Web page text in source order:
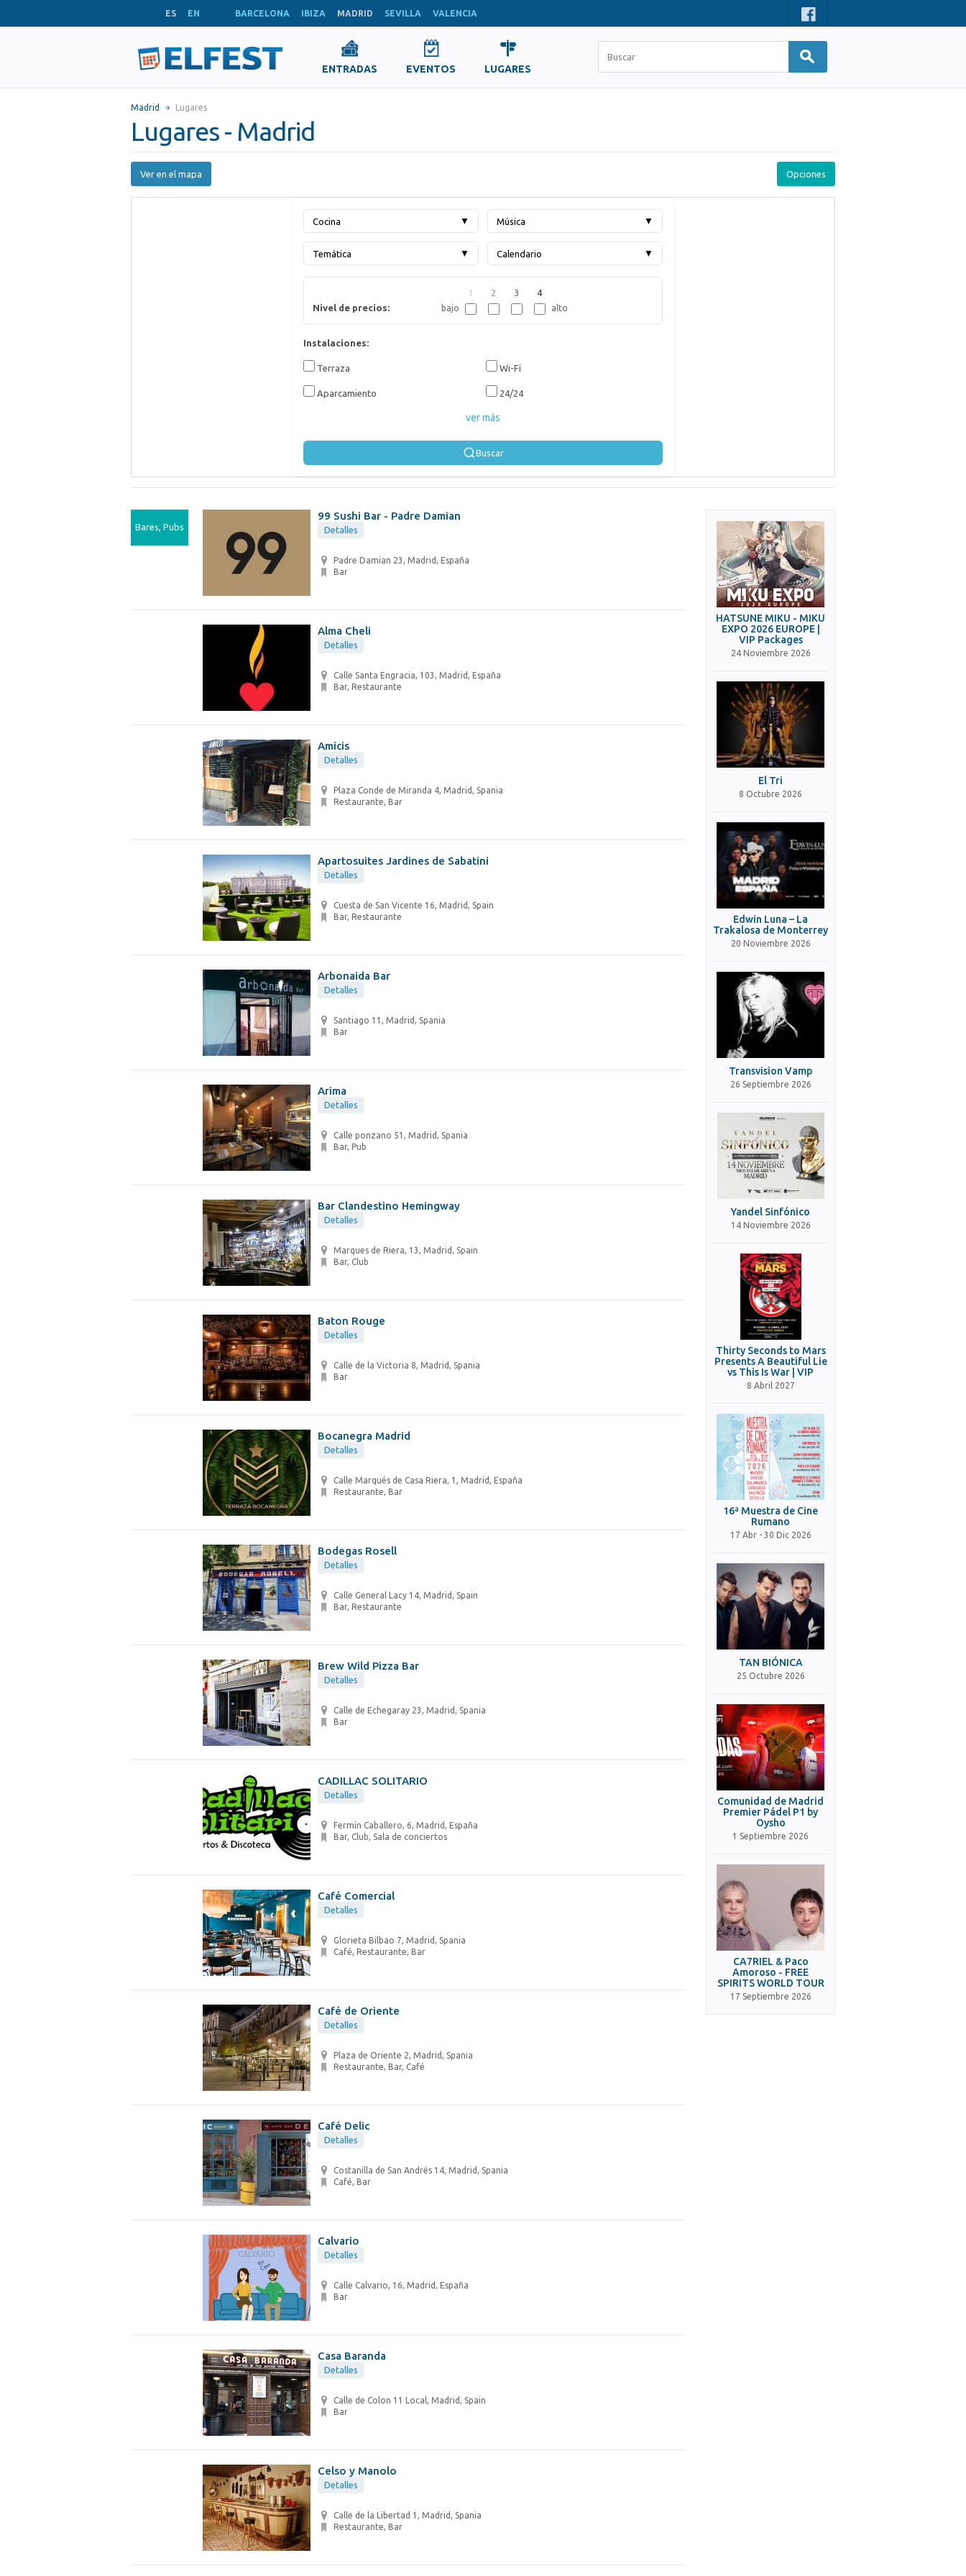
ES EN BARCELONA IBIZA MADRID SEVILLA VALENCIA
ENTRADAS EVENTOS LUGARES
Madrid Lugares
Lugares - Madrid
Ver en el mapa Opciones
Cocina ▼ Música ▼
Temática ▼ Calendario ▼
Nivel de precios: bajo
1 2 3 4
alto
Instalaciones:
Terraza Wi-Fi
Aparcamiento 24/24
ver más
Buscar
Bares, Pubs
99 Sushi Bar - Padre Damian
Detalles
Padre Damian 23, Madrid, España
Bar
Alma Cheli
Detalles
Calle Santa Engracia, 103, Madrid, España
Bar, Restaurante
Amicis
Detalles
Plaza Conde de Miranda 4, Madrid, Spania
Restaurante, Bar
Apartosuites Jardines de Sabatini
Detalles
Cuesta de San Vicente 16, Madrid, Spain
Bar, Restaurante
Arbonaida Bar
Detalles
Santiago 11, Madrid, Spania
Bar
Arima
Detalles
Calle ponzano 51, Madrid, Spania
Bar, Pub
Bar Clandestino Hemingway
Detalles
Marques de Riera, 13, Madrid, Spain
Bar, Club
Baton Rouge
Detalles
Calle de la Victoria 8, Madrid, Spania
Bar
Bocanegra Madrid
Detalles
Calle Marqués de Casa Riera, 1, Madrid, España
Restaurante, Bar
Bodegas Rosell
Detalles
Calle General Lacy 14, Madrid, Spain
Bar, Restaurante
Brew Wild Pizza Bar
Detalles
Calle de Echegaray 23, Madrid, Spania
Bar
CADILLAC SOLITARIO
Detalles
Fermín Caballero, 6, Madrid, España
Bar, Club, Sala de conciertos
Café Comercial
Detalles
Glorieta Bilbao 7, Madrid, Spania
Café, Restaurante, Bar
Café de Oriente
Detalles
Plaza de Oriente 2, Madrid, Spania
Restaurante, Bar, Café
Café Delic
Detalles
Costanilla de San Andrés 14, Madrid, Spania
Café, Bar
Calvario
Detalles
Calle Calvario, 16, Madrid, España
Bar
Casa Baranda
Detalles
Calle de Colon 11 Local, Madrid, Spain
Bar
Celso y Manolo
Detalles
Calle de la Libertad 1, Madrid, Spania
Restaurante, Bar
HATSUNE MIKU - MIKU
EXPO 2026 EUROPE |
VIP Packages
24 Noviembre 2026
El Tri
8 Octubre 2026
Edwin Luna – La
Trakalosa de Monterrey
20 Noviembre 2026
Transvision Vamp
26 Septiembre 2026
Yandel Sinfónico
14 Noviembre 2026
Thirty Seconds to Mars
Presents A Beautiful Lie
vs This Is War | VIP
8 Abril 2027
16ª Muestra de Cine
Rumano
17 Abr - 30 Dic 2026
TAN BIÓNICA
25 Octubre 2026
Comunidad de Madrid
Premier Pádel P1 by
Oysho
1 Septiembre 2026
CA7RIEL & Paco
Amoroso - FREE
SPIRITS WORLD TOUR
17 Septiembre 2026